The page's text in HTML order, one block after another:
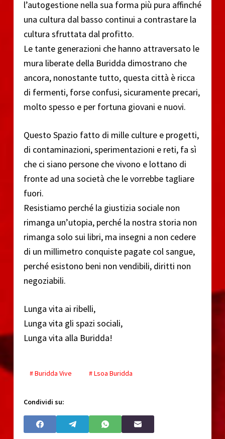
l’autogestione nella sua forma più pura affinché
una cultura dal basso continui a contrastare la
cultura sfruttata dal profitto.
Le tante generazioni che hanno attraversato le
mura liberate della Buridda dimostrano che
ancora, nonostante tutto, questa città è ricca
di fermenti, forse confusi, sicuramente precari,
molto spesso e per fortuna giovani e nuovi.
Questo Spazio fatto di mille culture e progetti,
di contaminazioni, sperimentazioni e reti, fa sì
che ci siano persone che vivono e lottano di
fronte ad una società che le vorrebbe tagliare
fuori.
Resistiamo perché la giustizia sociale non
rimanga un’utopia, perché la nostra storia non
rimanga solo sui libri, ma insegni a non cedere
di un millimetro conquiste pagate col sangue,
perché esistono beni non vendibili, diritti non
negoziabili.
Lunga vita ai ribelli,
Lunga vita gli spazi sociali,
Lunga vita alla Buridda!
# Buridda Vive # Lsoa Buridda
Condividi su: